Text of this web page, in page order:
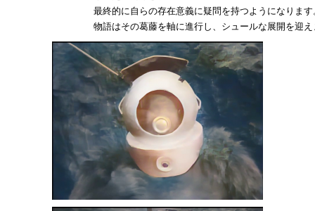
最終的に自らの存在意義に疑問を持つようになります
物語はその葛藤を軸に進行し、シュールな展開を迎え